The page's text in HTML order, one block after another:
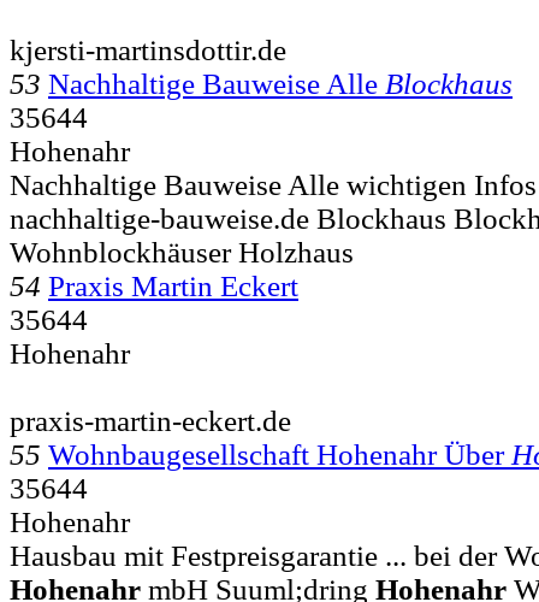
kjersti-martinsdottir.de
53 Nachhaltige Bauweise Alle Blockhaus
35644
Hohenahr
Nachhaltige Bauweise Alle wichtigen Infos
nachhaltige-bauweise.de Blockhaus
Wohnblockhäuser Holzhaus
54 Praxis Martin Eckert
35644
Hohenahr
praxis-martin-eckert.de
55 Wohnbaugesellschaft Hohenahr Über
35644
Hohenahr
Hausbau mit Festpreisgarantie ... bei der
Hohenahr mbH Suuml;dring Hohenahr